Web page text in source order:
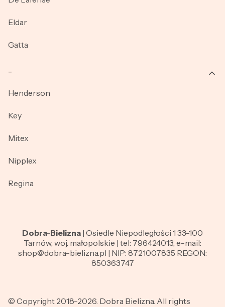
Eldar
Gatta
Henderson
Key
Mitex
Nipplex
Regina
Dobra-Bielizna | Osiedle Niepodległości 1 33-100
Tarnów, woj. małopolskie | tel: 796424013, e-mail:
shop@dobra-bielizna.pl | NIP: 8721007835 REGON:
850363747
© Copyright 2018-2026. Dobra Bielizna. All rights